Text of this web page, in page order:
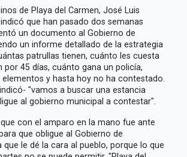
de Playa del Carmen, José Luis
que han pasado dos semanas
un documento al Gobierno de
un informe detallado de la estrategia
patrullas tienen, cuánto les cuesta
por 45 días, cuánto gana un policía,
y hasta hoy no ha contestado.
"vamos a buscar una estancia
al gobierno municipal a contestar".
con el amparo en la mano fue ante
que obligue al Gobierno de
que le dé la cara al pueblo, porque lo que